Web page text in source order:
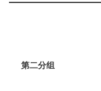
第二分组